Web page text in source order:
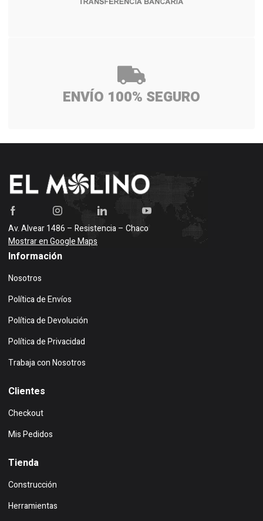
ENVÍO 100% SEGURO
Av. Alvear 1486 – Resistencia – Chaco
Mostrar en Google Maps
Información
Nosotros
Política de Envíos
Política de Devolución
Política de Privacidad
Trabaja con Nosotros
Clientes
Checkout
Mis Pedidos
Tienda
Construcción
Herramientas